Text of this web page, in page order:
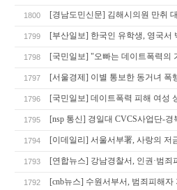
1800 [경남도민신문] 김해시의원 만취
1799 [부산일보] 한국인 유학생, 영국
1798 [국민일보] "오빠는 데이트폭력
1797 [서울경제] 이별 통보한 동거녀 폭
1796 [국민일보] 데이트폭력 피해 여성
1795 [nsp 통신] 경일대 CVCS사업단-
1794 [이데일리] 서울서부署, 사랑의
1793 [연합뉴스] 강남경찰서, 인권·범
1792 [cnb뉴스] 수원서부서, 범죄피해